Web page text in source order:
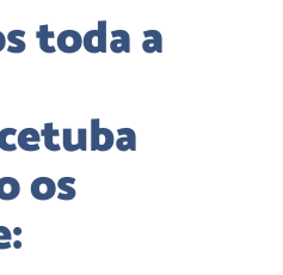
toda a
os